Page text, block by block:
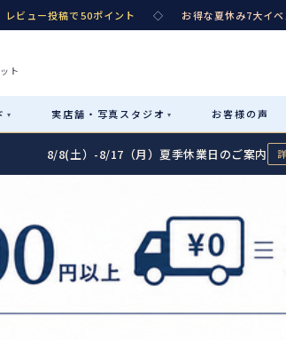
レビュー投稿で50ポイント ◇ お得な夏休み7大イ
ト
▾ 実店舗・ 写真スタジオ ▾ お客様の声
カテゴリ詳細 サイ
Sale
性別・サイズで絞り込む
04 レンタルのご案内
予約・配送・返却・料金
05 レンタルの流れ
8/8(土）-8/17（月）夏季休業日のご案内